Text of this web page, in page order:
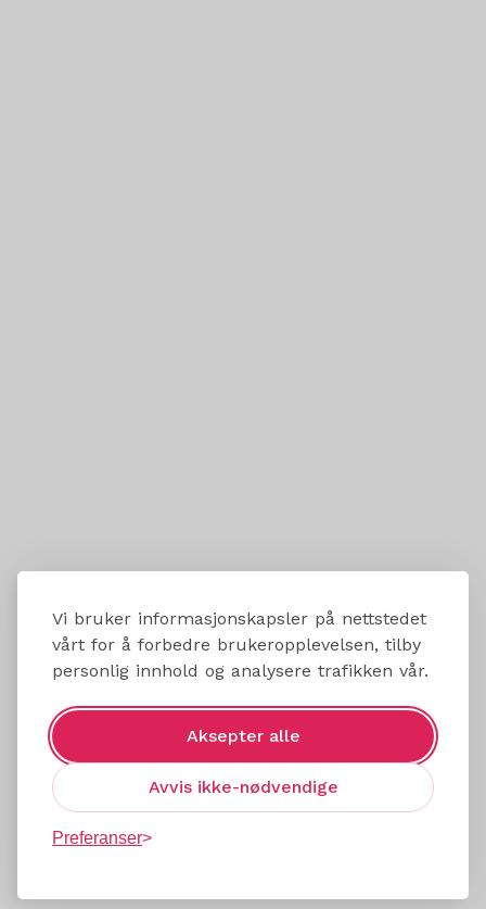
Vi bruker informasjonskapsler på nettstedet
vårt for å forbedre brukeropplevelsen, tilby
personlig innhold og analysere trafikken vår.
Aksepter alle
Avvis ikke-nødvendige
Preferanser